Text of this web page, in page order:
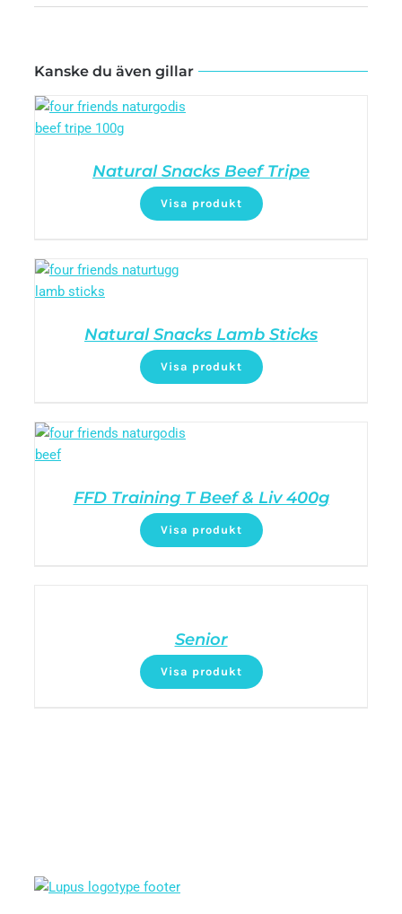
Kanske du även gillar
Natural Snacks Beef Tripe
Visa produkt
Natural Snacks Lamb Sticks
Visa produkt
FFD Training T Beef & Liv 400g
Visa produkt
Senior
Visa produkt